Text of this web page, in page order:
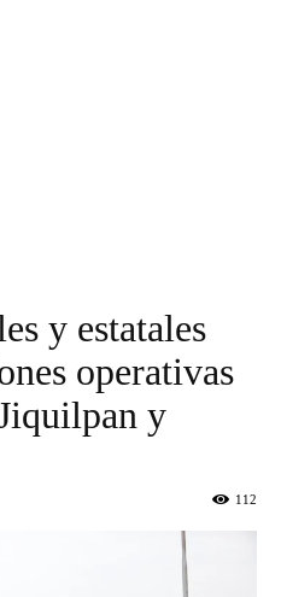
y estatales
operativas
y
112